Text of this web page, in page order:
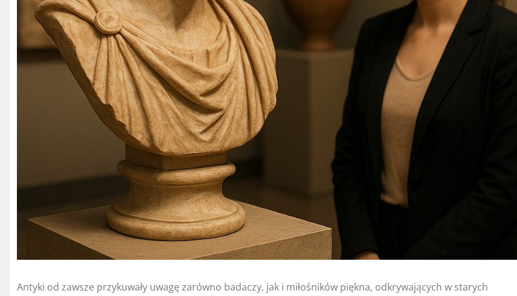
Antyki od zawsze przykuwały uwagę zarówno badaczy, jak i miłośników piękna, odkrywających w starych